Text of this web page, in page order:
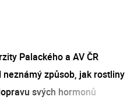
Palackého a AV ČR
způsob, jak rostliny
svých hormonů